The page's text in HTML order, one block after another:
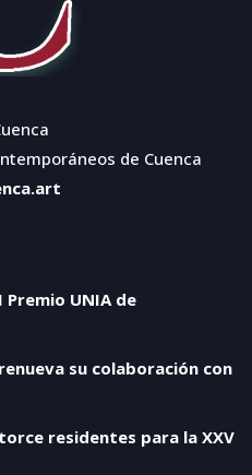
de Cuenca
Premio UNIA de
su colaboración con
residentes para la XXV